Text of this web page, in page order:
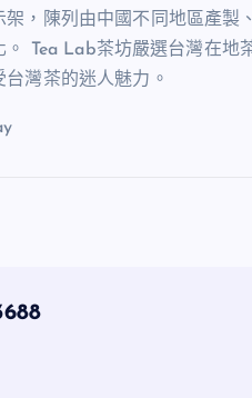
，陳列由中國不同地區產
Tea Lab茶坊嚴選台灣在地
灣茶的迷人魅力。